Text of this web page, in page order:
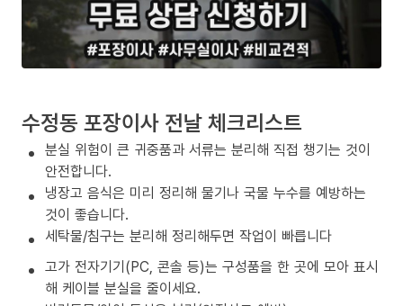
수정동 포장이사 전날 체크리스트
분실 위험이 큰 귀중품과 서류는 분리해 직접 챙기는 것이
안전합니다.
냉장고 음식은 미리 정리해 물기나 국물 누수를 예방하는
것이 좋습니다.
세탁물/침구는 분리해 정리해두면 작업이 빠릅니다
고가 전자기기(PC, 콘솔 등)는 구성품을 한 곳에 모아 표시
해 케이블 분실을 줄이세요.